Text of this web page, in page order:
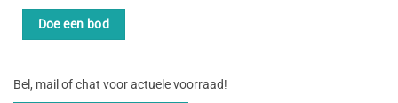
Doe een bod
Bel, mail of chat voor actuele voorraad!